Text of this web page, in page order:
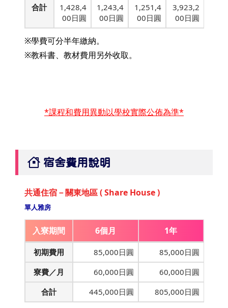
合計
1,428,4
00日圓
1,243,4
00日圓
1,251,4
00日圓
3,923,2
00日圓
※學費可分半年繳納。
※教科書、教材費用另外收取。
*課程和費用異動以學校實際公佈為準*
宿舍費用說明
共通住宿－關東地區 ( Share House )
單人雅房
入寮期間 6個月 1年
初期費用 85,000日圓
85,000日圓
寮費／月
60,000日圓
60,000日圓
合計
445,000日圓 805,000日圓